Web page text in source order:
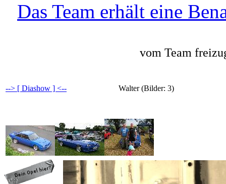
Das Team erhält eine
vom Team
Walter (Bilder: 3)
--> [ Diashow ] <--